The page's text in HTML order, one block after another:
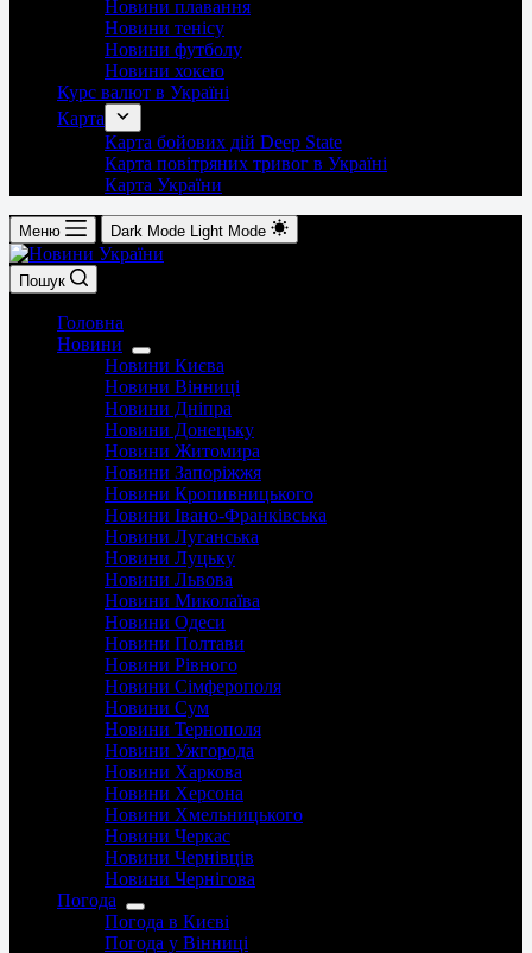
Новини плавання
Новини тенісу
Новини футболу
Новини хокею
Курс валют в Україні
Карта
Карта бойових дій Deep State
Карта повітряних тривог в Україні
Карта України
Меню Dark Mode Light Mode
Пошук
Головна
Новини
Новини Києва
Новини Вінниці
Новини Дніпра
Новини Донецьку
Новини Житомира
Новини Запоріжжя
Новини Кропивницького
Новини Івано-Франківська
Новини Луганська
Новини Луцьку
Новини Львова
Новини Миколаїва
Новини Одеси
Новини Полтави
Новини Рівного
Новини Сімферополя
Новини Сум
Новини Тернополя
Новини Ужгорода
Новини Харкова
Новини Херсона
Новини Хмельницького
Новини Черкас
Новини Чернівців
Новини Чернігова
Погода
Погода в Києві
Погода у Вінниці